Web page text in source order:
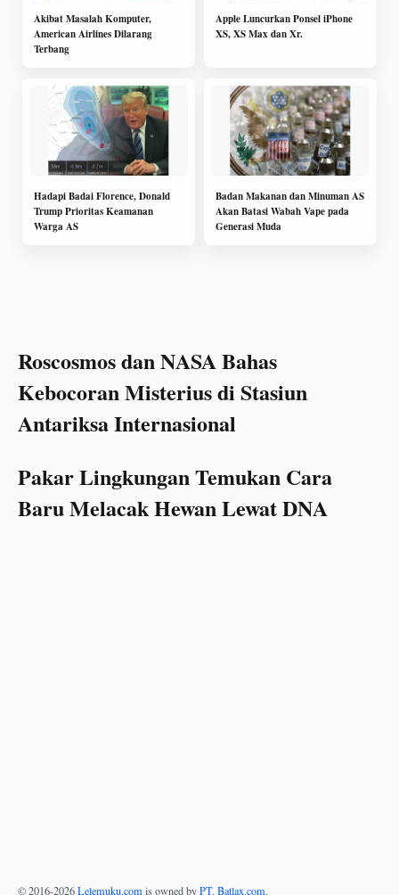
Akibat Masalah Komputer,
American Airlines Dilarang
Terbang
Apple Luncurkan Ponsel iPhone
XS, XS Max dan Xr.
Hadapi Badai Florence, Donald
Trump Prioritas Keamanan
Warga AS
Badan Makanan dan Minuman AS
Akan Batasi Wabah Vape pada
Generasi Muda
Roscosmos dan NASA Bahas
Kebocoran Misterius di Stasiun
Antariksa Internasional
Pakar Lingkungan Temukan Cara
Baru Melacak Hewan Lewat DNA
© 2016-2026Lelemuku.comis owned byPT. Batlax.com.